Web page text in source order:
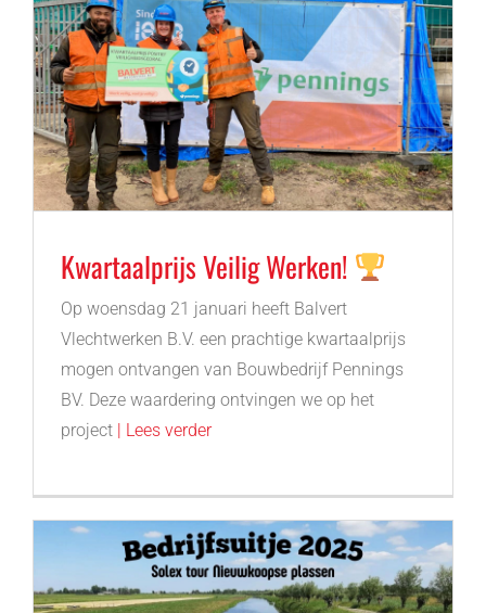
Kwartaalprijs Veilig Werken!
Op woensdag 21 januari heeft Balvert
Vlechtwerken B.V. een prachtige kwartaalprijs
mogen ontvangen van Bouwbedrijf Pennings
BV. Deze waardering ontvingen we op het
project | Lees verder